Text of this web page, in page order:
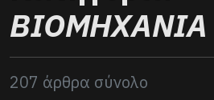
ΒΙΟΜΗΧΑΝΙΑ
207 άρθρα σύνολο